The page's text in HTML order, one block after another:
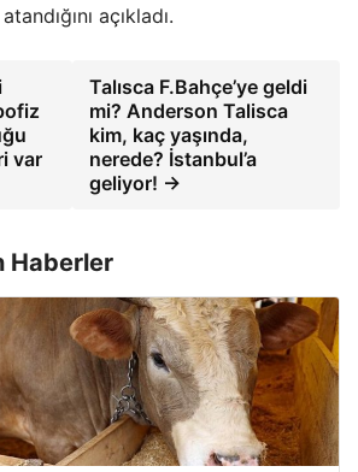
açıkladı.
var
Talısca F.Bahçe’ye geldi
mi? Anderson Talisca
kim, kaç yaşında,
nerede? İstanbul’a
geliyor! →
Haberler